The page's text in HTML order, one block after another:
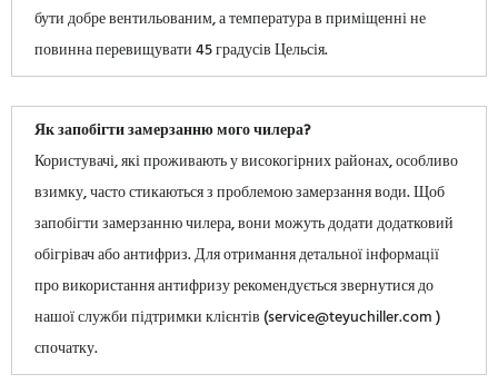
бути добре вентильованим, а температура в приміщенні не
повинна перевищувати 45 градусів Цельсія.
Як запобігти замерзанню мого чилера?
Користувачі, які проживають у високогірних районах, особливо
взимку, часто стикаються з проблемою замерзання води. Щоб
запобігти замерзанню чилера, вони можуть додати додатковий
обігрівач або антифриз. Для отримання детальної інформації
про використання антифризу рекомендується звернутися до
нашої служби підтримки клієнтів (service@teyuchiller.com )
спочатку.